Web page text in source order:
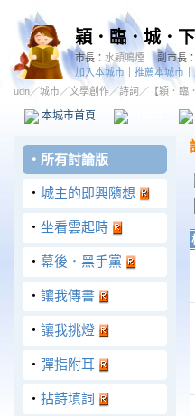
穎．臨．城．下
市長： 水穎鳴煙 副市長：
加入本城市
推薦本城市
udn／城市／文學創作／詩詞 ／ 【穎．臨
本城市首頁
‧ 所有討論版
‧ 城主的即興隨想
‧ 坐看雲起時
‧ 幕後．黑手黨
‧ 讓我傳書
‧ 讓我挑燈
‧ 彈指附耳
‧ 拈詩填詞